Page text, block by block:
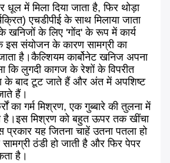
धूल में मिला दिया जाता है, फिर थोड़ा
एचडीपीई के साथ मिलाया जाता
के लिए 'गोंद' के रूप में कार्य
इस संयोजन के कारण सामग्री का
है।कैल्शियम कार्बोनेट खनिज अपना
कि लुगदी कागज के रेशों के विपरीत
के बाद टूट जाते हैं और अंत में अपशिष्ट
हैं।
का गर्म मिश्रण, एक गुब्बारे की तुलना में
है।इस मिश्रण को बहुत ऊपर तक खींचा
यह जितना चाहें उतना पतला हो
ठंडी हो जाती है और फिर पेपर
है।